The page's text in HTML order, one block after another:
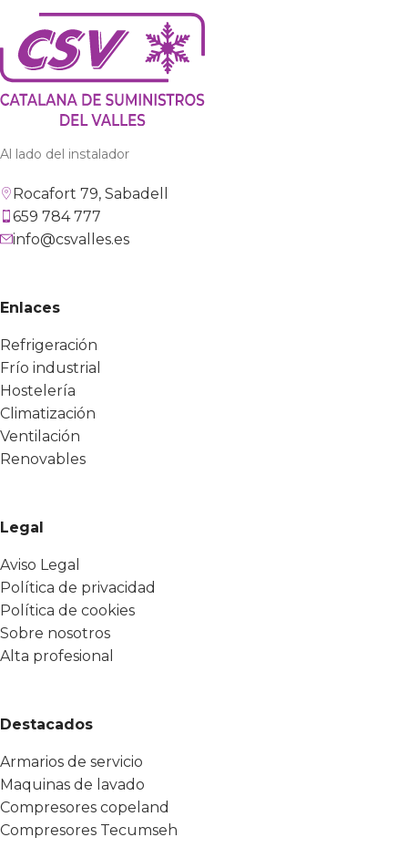
Al lado del instalador
Rocafort 79, Sabadell
659 784 777
info@csvalles.es
Enlaces
Refrigeración
Frío industrial
Hostelería
Climatización
Ventilación
Renovables
Legal
Aviso Legal
Política de privacidad
Política de cookies
Sobre nosotros
Alta profesional
Destacados
Armarios de servicio
Maquinas de lavado
Compresores copeland
Compresores Tecumseh